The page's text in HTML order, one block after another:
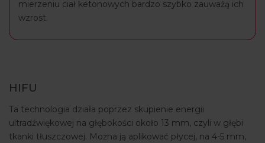
mierzeniu ciał ketonowych bardzo szybko zauważą ich
wzrost.
HIFU
Ta technologia działa poprzez skupienie energii
ultradźwiękowej na głębokości około 13 mm, czyli w głębi
tkanki tłuszczowej. Można ją aplikować płycej, na 4-5 mm,